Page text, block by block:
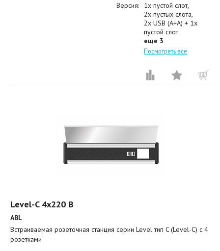
Версия:
1x пустой слот
2x пустых слота
2x USB (A+A) + 1x
пустой слот
еще 3
Посмотреть все
Level-C 4x220 B
ABL
Встраиваемая розеточная станция серии Level тип C (Level-C) с 4
розетками